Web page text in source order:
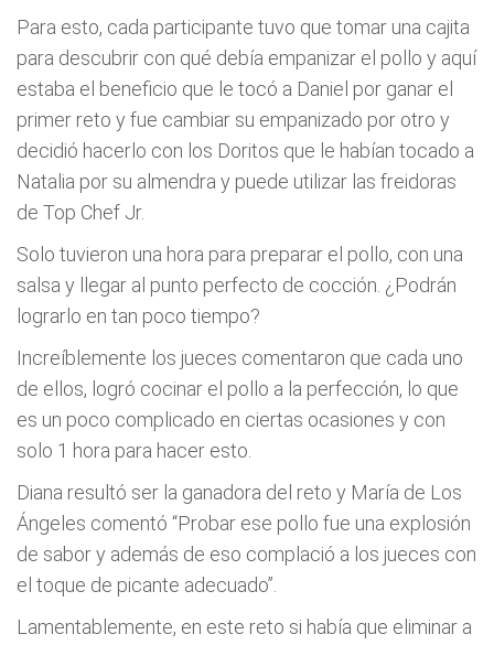
Para esto, cada participante tuvo que tomar una cajita
para descubrir con qué debía empanizar el pollo y aquí
estaba el beneficio que le tocó a Daniel por ganar el
primer reto y fue cambiar su empanizado por otro y
decidió hacerlo con los Doritos que le habían tocado a
Natalia por su almendra y puede utilizar las freidoras
de Top Chef Jr.
Solo tuvieron una hora para preparar el pollo, con una
salsa y llegar al punto perfecto de cocción. ¿Podrán
lograrlo en tan poco tiempo?
Increíblemente los jueces comentaron que cada uno
de ellos, logró cocinar el pollo a la perfección, lo que
es un poco complicado en ciertas ocasiones y con
solo 1 hora para hacer esto.
Diana resultó ser la ganadora del reto y María de Los
Ángeles comentó “Probar ese pollo fue una explosión
de sabor y además de eso complació a los jueces con
el toque de picante adecuado”.
Lamentablemente, en este reto si había que eliminar a